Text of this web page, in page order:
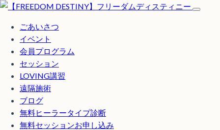
ごあいさつ
イベント
会員プログラム
セッション
LOVING講習
遠隔施術
ブログ
無料ヒーラータイプ診断
無料セッションお申し込み